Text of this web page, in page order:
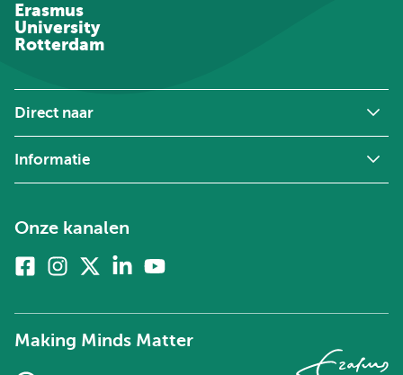
Erasmus
University
Rotterdam
Direct naar
Informatie
Onze kanalen
FacebookInstagram
twitter)
Linkedin
Making Minds Matter